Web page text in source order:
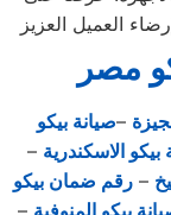
مصر
–صيانة بيكو
بيكو الاسكندرية –
–رقم ضمان بيكو
بيكو المنوفية –